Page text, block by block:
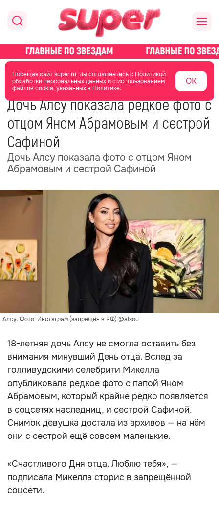
Посещая сайт super.ru, Вы соглашаетесь с Политикой
обработки персональных данныхи с использованием
файлов cookie, указанных в Политике.
ОК
главная новости о звездах новости
23 июня 06:22
Дочь Алсу показала редкое фото с
отцом Яном Абрамовым и сестрой
Сафиной
Дочь Алсу показала фото с отцом Яном
Абрамовым и сестрой Сафиной
Алсу. Фото: Инстаграм (запрещён в РФ) @alsou
18-летняя дочь Алсу не смогла оставить без
внимания минувший День отца. Вслед за
голливудскими селебрити Микелла
опубликовала редкое фото с папой Яном
Абрамовым, который крайне редко появляется
в соцсетях наследниц, и сестрой Сафиной.
Снимок девушка достала из архивов — на нём
они с сестрой ещё совсем маленькие.
«Счастливого Дня отца. Люблю тебя», —
подписала Микелла сторис в запрещённой
соцсети.